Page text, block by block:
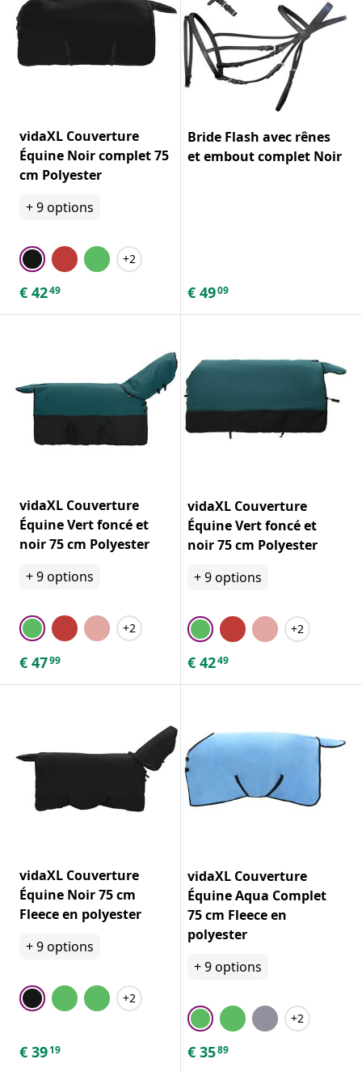
vidaXL Couverture
Équine Noir complet 75
cm Polyester
+9options
+2
€ 4249
Bride Flash avec rênes
et embout complet Noir
€ 4909
vidaXL Couverture
Équine Vert foncé et
noir 75 cm Polyester
+9options
+2
€ 4799
vidaXL Couverture
Équine Vert foncé et
noir 75 cm Polyester
+9options
+2
€ 4249
vidaXL Couverture
Équine Noir 75 cm
Fleece en polyester
+9options
+2
€ 3919
vidaXL Couverture
Équine Aqua Complet
75 cm Fleece en
polyester
+9options
+2
€ 3589